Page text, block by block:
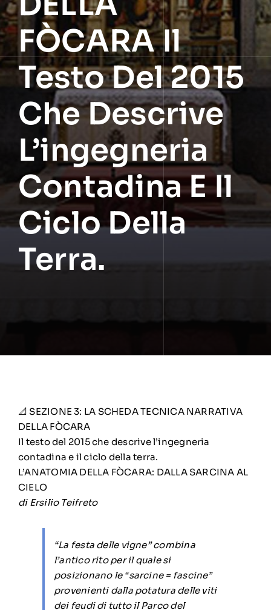
FÒCARA Il
Testo Del 2015
Che Descrive
L’ingegneria
Contadina E Il
Ciclo Della
Terra.
📐 SEZIONE 3: LA SCHEDA TECNICA NARRATIVA
DELLA FÒCARA
Il testo del 2015 che descrive l’ingegneria
contadina e il ciclo della terra.
L’ANATOMIA DELLA FÒCARA: DALLA SARCINA AL
CIELO
di Ersilio Teifreto
“La festa delle vigne” combina
l’antico rito per il quale si
posizionano le “sarcine = fascine”
provenienti dalla potatura delle viti
dei feudi di tutto il Parco del